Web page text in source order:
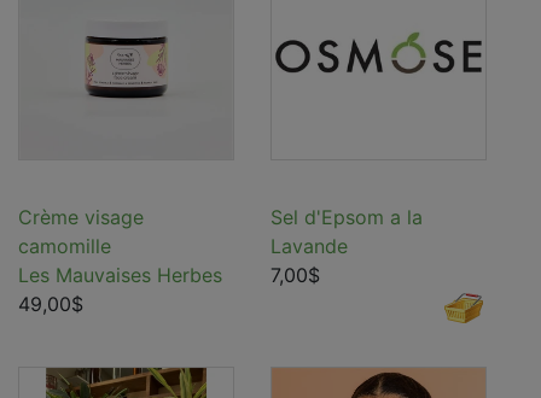
Crème visage
camomille
Les Mauvaises Herbes
49,00$
Sel d'Epsom a la
Lavande
7,00$